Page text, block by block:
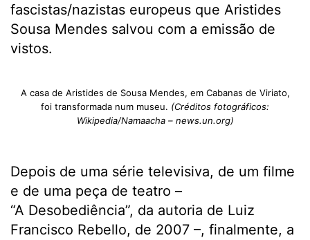
fascistas/nazistas europeus que Aristides
Sousa Mendes salvou com a emissão de
vistos.
A casa de Aristides de Sousa Mendes, em Cabanas de Viriato,
foi transformada num museu. (Créditos fotográficos:
Wikipedia/Namaacha – news.un.org)
Depois de uma série televisiva, de um filme
e de uma peça de teatro –
“A Desobediência”, da autoria de Luiz
Francisco Rebello, de 2007 –, finalmente, a